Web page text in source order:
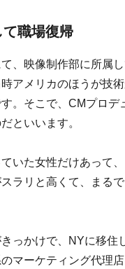
職場復帰
、映像制作部に所属
アメリカのほうが技
。そこで、CMプロデ
といいます。
いた女性だけあって
ラリと高くて、まる
っかけで、NYに移住
マーケティング代理